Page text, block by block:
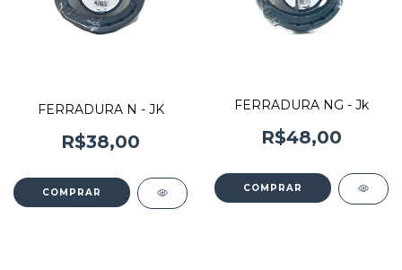
FERRADURA N - JK
R$38,00
COMPRAR
FERRADURA NG - Jk
R$48,00
COMPRAR